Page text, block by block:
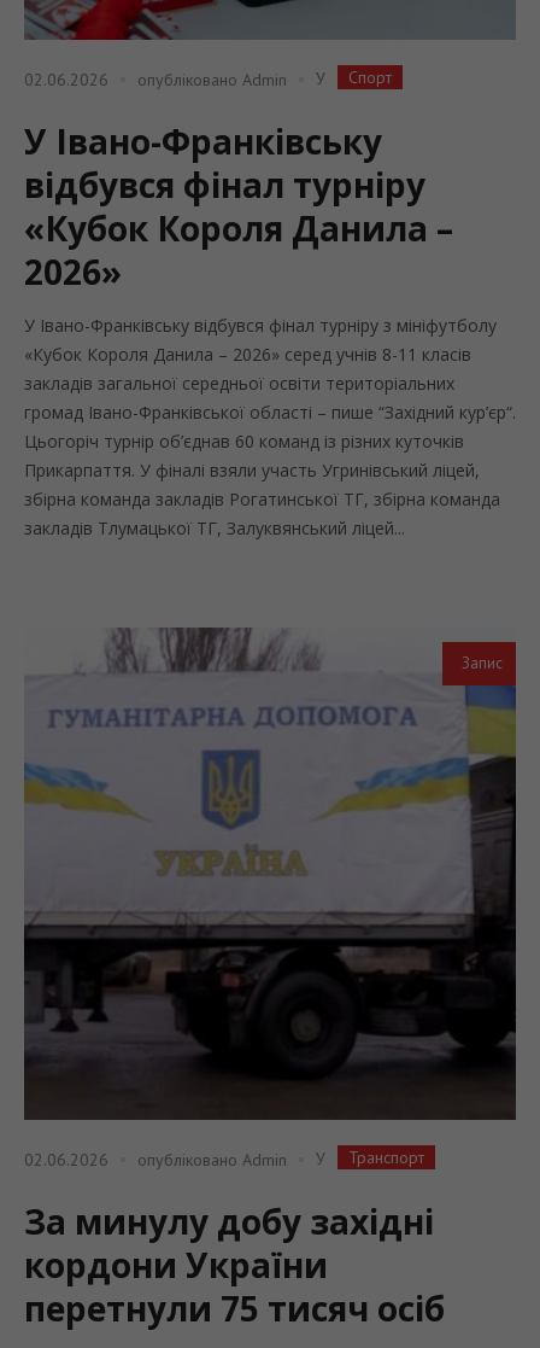
02.06.2026 опубліковано Admin У Спорт
У Івано-Франківську
відбувся фінал турніру
«Кубок Короля Данила –
2026»
У Івано-Франківську відбувся фінал турніру з мініфутболу
«Кубок Короля Данила – 2026» серед учнів 8-11 класів
закладів загальної середньої освіти територіальних
громад Івано-Франківської області – пише “Західний кур’єр“.
Цьогоріч турнір об’єднав 60 команд із різних куточків
Прикарпаття. У фіналі взяли участь Угринівський ліцей,
збірна команда закладів Рогатинської ТГ, збірна команда
закладів Тлумацької ТГ, Залуквянський ліцей...
Запис
02.06.2026 опубліковано Admin У Транспорт
За минулу добу західні
кордони України
перетнули 75 тисяч осіб